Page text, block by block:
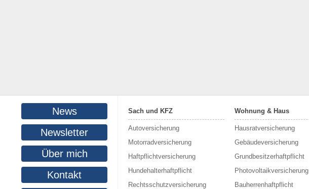
News
Newsletter
Über mich
Kontakt
Sach und KFZ
Autoversicherung
Motorradversicherung
Haftpflichtversicherung
Hundehalterhaftpflicht
Rechtsschutzversicherung
Wohnung & Haus
Hausratversicherung
Gebäudeversicherung
Grundbesitzerhaftpflicht
Photovoltaikversicherung
Bauherrenhaftpflicht